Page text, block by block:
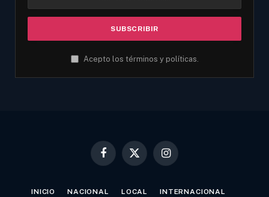
Acepto los términos y políticas.
Facebook
X
Instagram
INICIO NACIONAL LOCAL INTERNACIONAL